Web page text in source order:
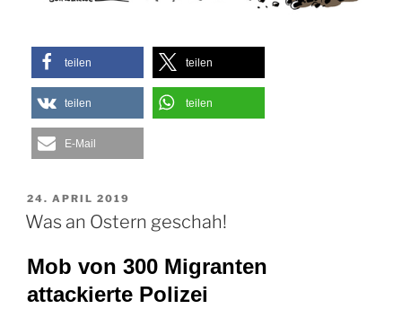
teilen teilen
teilen teilen
E-Mail
VERÖFFENTLICHT
AM
24. APRIL 2019
Was an Ostern geschah!
Mob von 300 Migranten
attackierte Polizei